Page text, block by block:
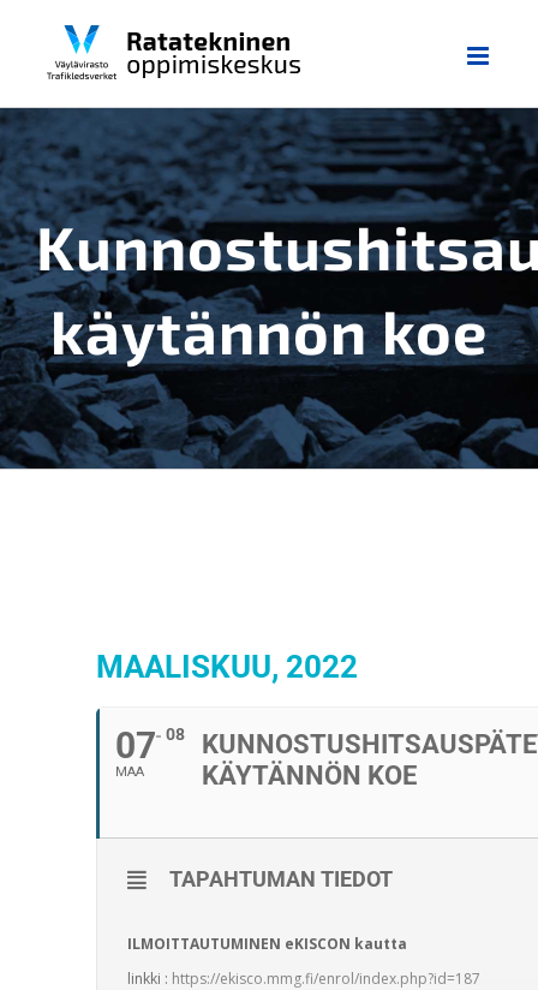
käytännön koe
MAALISKUU, 2022
07
MAA
08
KÄYTÄNNÖN KOE
TAPAHTUMAN TIEDOT
ILMOITTAUTUMINEN eKISCON kautta
linkki : https://ekisco.mmg.fi/enrol/index.php?id=187